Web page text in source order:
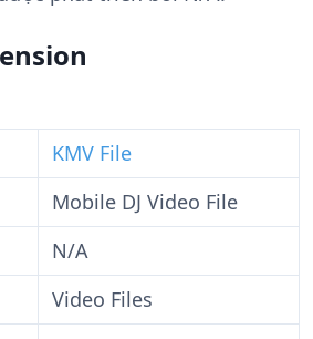
KMV File
Mobile DJ Video File
N/A
Video Files